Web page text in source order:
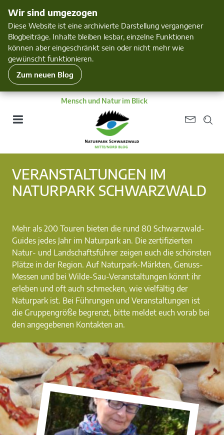
Wir sind umgezogen
Diese Website ist eine archivierte Darstellung vergangener
Blogbeiträge. Inhalte bleiben lesbar, einzelne Funktionen
können aber eingeschränkt sein oder nicht mehr wie
gewünscht funktionieren.
Zum neuen Blog
Mensch und Natur im Blick
VERANSTALTUNGEN IM
NATURPARK SCHWARZWALD
Mehr als 200 Touren bieten die rund 80 Schwarzwald-
Guides jedes Jahr im Naturpark an. Die zertifizierten
Natur- und Landschaftsführer zeigen euch die schönsten
Plätze in der Region. Auf Naturpark-Märkten, Genuss-
Messen und bei Wilde-Sau-Veranstaltungen könnt ihr
erleben und oft auch schmecken, wie vielfältig der
Naturpark ist. Bei Führungen und Veranstaltungen ist
die Gruppengröße begrenzt, bitte meldet euch vorab bei
den angegebenen Kontakten an.